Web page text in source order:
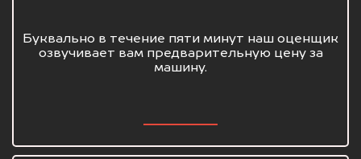
Буквально в течение пяти минут наш оценщик
озвучивает вам предварительную цену за
машину.